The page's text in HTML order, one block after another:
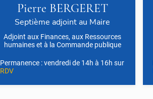
Pierre BERGERET
Septième adjoint au Maire
Adjoint aux Finances, aux Ressources
humaines et à la Commande publique
Permanence : vendredi de 14h à 16h sur
RDV